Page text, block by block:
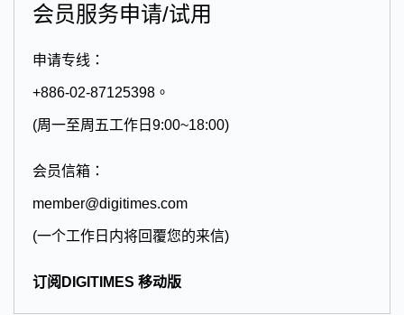
会员服务申请/试用
申请专线：
+886-02-87125398。
(周一至周五工作日9:00~18:00)
会员信箱：
member@digitimes.com
(一个工作日内将回覆您的来信)
订阅DIGITIMES 移动版